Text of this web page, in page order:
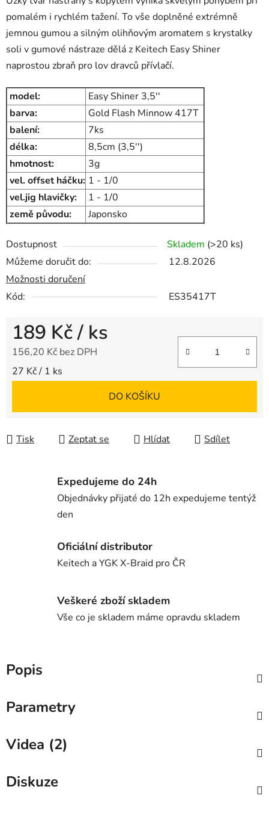
pomalém i rychlém tažení. To vše doplněné extrémně
jemnou gumou a silným olihňovým aromatem s krystalky
soli v gumové nástraze dělá z Keitech Easy Shiner
naprostou zbraň pro lov dravců přívlačí.
model:
Easy Shiner 3,5''
barva:
Gold Flash Minnow 417T
balení:
7ks
délka:
8,5cm (3,5'')
hmotnost:
3g
vel. offset háčku: 1 - 1/0
vel.jig hlavičky:
1 - 1/0
země původu:
Japonsko
Dostupnost Skladem (>20 ks)
Můžeme doručit do:
12.8.2026
Možnosti doručení
Kód:
ES35417T
189 Kč/ ks
156,20 Kč bez DPH
Měrná cena:
27 Kč / 1 ks
DO KOŠÍKU
Tisk Zeptat se Hlídat Sdílet
Expedujeme do 24h
Objednávky přijaté do 12h expedujeme tentýž
den
Oficiální distributor
Keitech a YGK X-Braid pro ČR
Veškeré zboží skladem
Vše co je skladem máme opravdu skladem
Popis
Parametry
Videa (2)
Diskuze